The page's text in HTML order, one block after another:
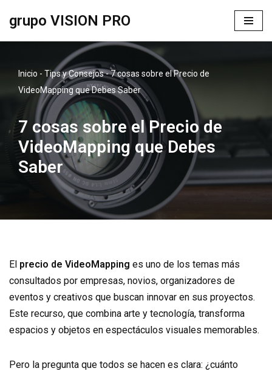
grupo VISION PRO
Inicio - Tips y Consejos-7 cosas sobre el Precio de
VideoMapping que Debes Saber
7 cosas sobre el Precio de
VideoMapping que Debes
Saber
El precio de VideoMapping es uno de los temas más
consultados por empresas, novios, organizadores de
eventos y creativos que buscan innovar en sus proyectos.
Este recurso, que combina arte y tecnología, transforma
espacios y objetos en espectáculos visuales memorables.
Pero la pregunta que todos se hacen es clara: ¿cuánto